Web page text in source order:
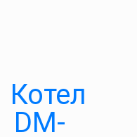
Котел
DM-